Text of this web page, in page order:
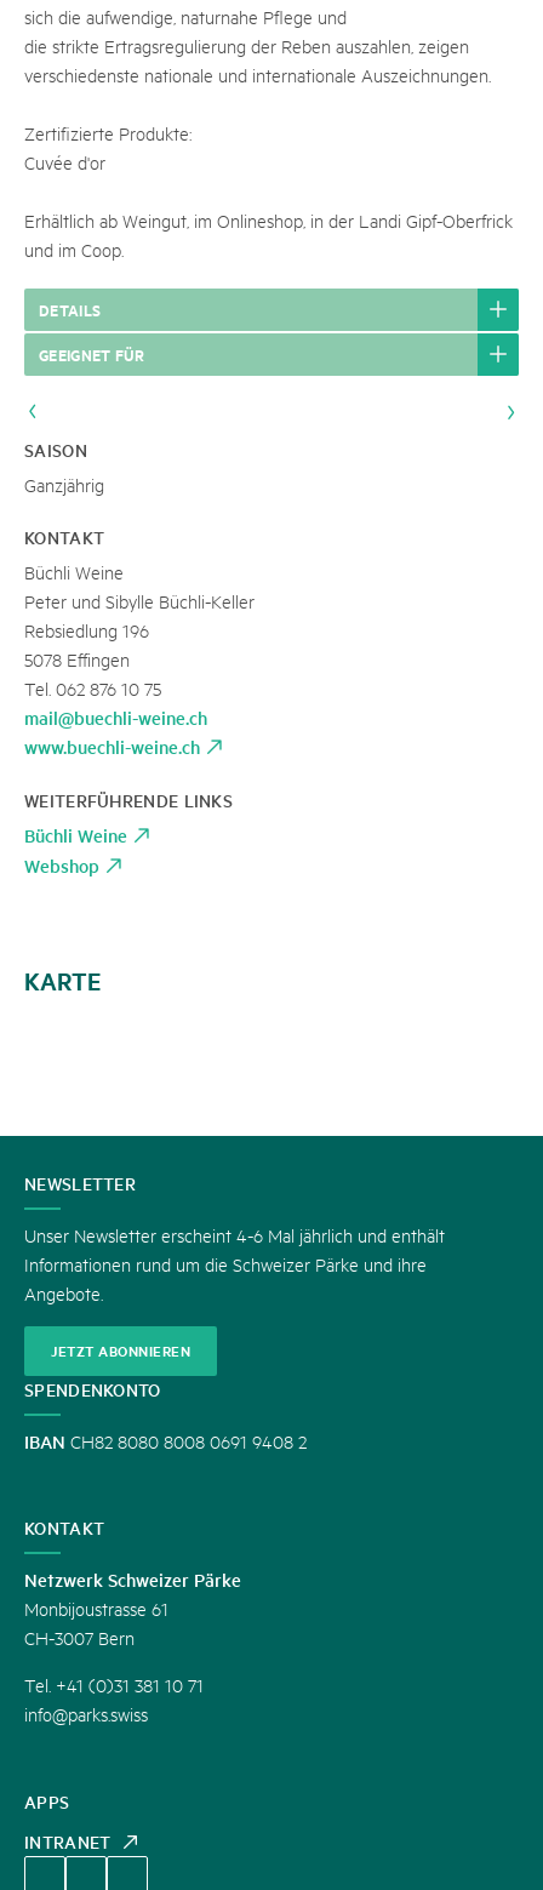
sich die aufwendige, naturnahe Pflege und
die strikte Ertragsregulierung der Reben auszahlen, zeigen
verschiedenste nationale und internationale Auszeichnungen.
Zertifizierte Produkte:
Cuvée d'or
Erhältlich ab Weingut, im Onlineshop, in der Landi Gipf-Oberfrick
und im Coop.
DETAILS
GEEIGNET FÜR
SAISON
Ganzjährig
KONTAKT
Büchli Weine
Peter und Sibylle Büchli-Keller
Rebsiedlung 196
5078 Effingen
Tel. 062 876 10 75
mail@buechli-weine.ch
www.buechli-weine.ch
WEITERFÜHRENDE LINKS
Büchli Weine
Webshop
KARTE
KONTAKT
APPS
INTRANET
NEWSLETTER
Unser Newsletter erscheint 4-6 Mal jährlich und enthält
Informationen rund um die Schweizer Pärke und ihre
Angebote.
JETZT ABONNIEREN
SPENDENKONTO
IBAN CH82 8080 8008 0691 9408 2
KONTAKT
Netzwerk Schweizer Pärke
Monbijoustrasse 61
CH-3007 Bern
Tel. +41 (0)31 381 10 71
info@parks.swiss